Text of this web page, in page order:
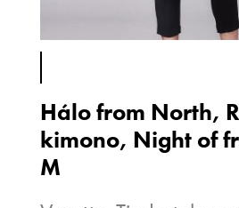
Hálo from North,
kimono, Night of
M